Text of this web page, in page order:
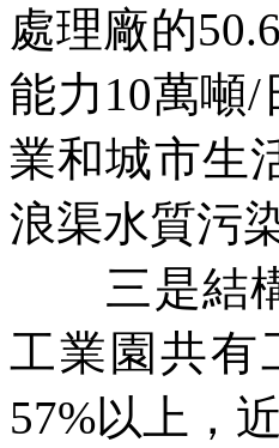
處理廠的
能力 10萬噸/
業和城市生
浪渠水質污
三是結構
工業園共有
57%以上，